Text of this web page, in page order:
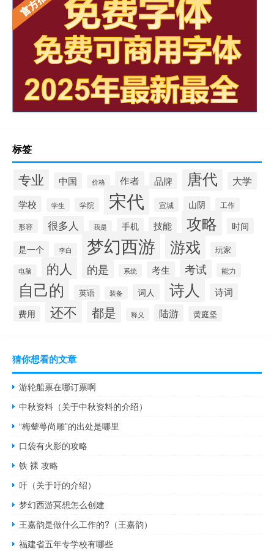
标签
专业 中国 价格 作者 品牌 唐代 大学
学校 学生 学院 宋代 宣城 山阴 工作
形容 很多人 我是 手机 技能 攻略
时间
是一个
李白 梦幻西游 游戏 玩家
电脑 的人 的是 系统 考生 考试 能力
自己的 英语 装备 词人 诗人 诗词
费用 还不 都是 释义 陆游 黄庭坚
猜你想看的文章
游轮船票在哪订票啊
中秋资料（关于中秋资料的介绍）
“梅颦萼尚雕”的出处是哪里
口袋有火影的攻略
铁 裸 攻略
吁（关于吁的介绍）
梦幻西游冥想怎么创建
王嘉韵是做什么工作的?（王嘉韵）
福建省五年专学校有哪些